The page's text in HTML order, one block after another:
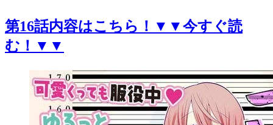
第16話内容はこちら！▼▼今すぐ読
む！▼▼